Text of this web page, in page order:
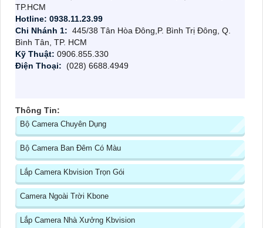
TP.HCM
Hotline: 0938.11.23.99
Chi Nhánh 1: 445/38 Tân Hòa Đông,P. Bình Trị Đông, Q.
Bình Tân, TP. HCM
Kỹ Thuật: 0906.855.330
Điện Thoại: (028) 6688.4949
Thông Tin:
Bộ Camera Chuyên Dụng
Bộ Camera Ban Đêm Có Màu
Lắp Camera Kbvision Trọn Gói
Camera Ngoài Trời Kbone
Lắp Camera Nhà Xưởng Kbvision